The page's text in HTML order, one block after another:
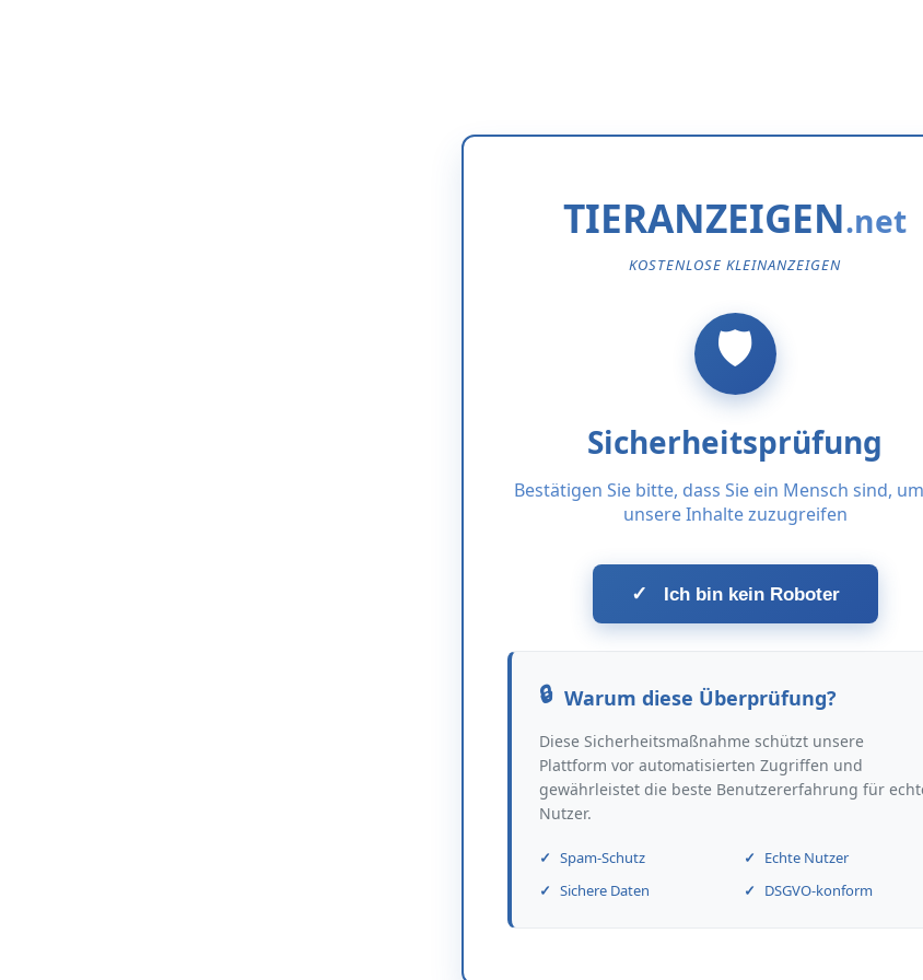
TIERANZEIGEN
KOSTENLOSE KLEINANZEIGEN
Sicherheitsprüfung
Bestätigen Sie bitte, dass Sie ein Mensch sind,
unsere Inhalte zuzugreifen
✓ Ich bin kein Roboter
Warum diese Überprüfung?
Diese Sicherheitsmaßnahme schützt unsere
Plattform vor automatisierten Zugriffen und
gewährleistet die beste Benutzererfahrung für
Nutzer.
Spam-Schutz
Echte Nutzer
Sichere Daten
DSGVO-konform